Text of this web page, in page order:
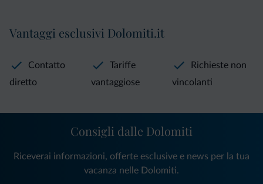
Vantaggi esclusivi Dolomiti.it
Contatto
diretto
Tariffe
vantaggiose
Richieste non
vincolanti
Consigli dalle Dolomiti
Riceverai informazioni, offerte esclusive e news per la tua
vacanza nelle Dolomiti.